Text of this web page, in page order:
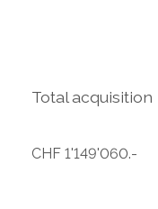
Total acquisition
CHF 1'149'060.-